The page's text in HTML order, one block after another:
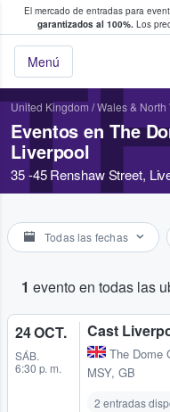
El mercado de entradas para
garantizados al 100%. Los
Menú
y venta de
United Kingdom /Wales & North
Eventos en The
Liverpool
35 -45 Renshaw Street,
Todas las fechas
1 evento en todas las
24 OCT.
SÁB.
6:30 p. m.
Cast
The Dome
MSY, GB
2 entradas